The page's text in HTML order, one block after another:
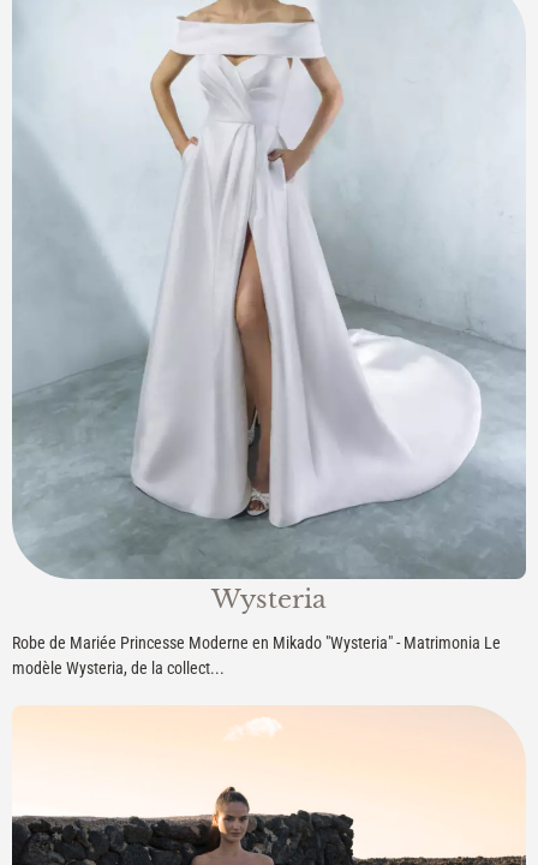
Wysteria
Robe de Mariée Princesse Moderne en Mikado "Wysteria" - Matrimonia Le
modèle Wysteria, de la collect...